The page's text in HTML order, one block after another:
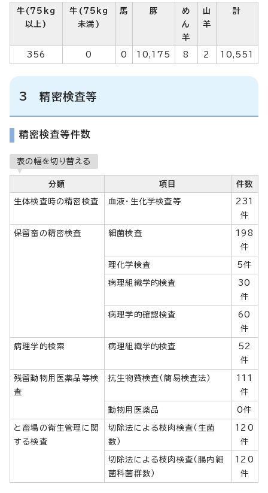
牛(75kg
以上)
牛(75kg
未満)
馬 豚
め
ん
羊
山
羊
計
356 0 0 10,175 8 2 10,551
3 精密検査等
精密検査等件数
表の幅を切り替える
分類 項目 件数
生体検査時の精密検査 血液・生化学検査等
231
件
保留畜の精密検査 細菌検査
198
件
理化学検査 5件
病理組織学的検査
30
件
病理学的確認検査
60
件
病理学的検索 病理組織学的検査
52
件
残留動物用医薬品等検
査
抗生物質検査（簡易検査法）
111
件
動物用医薬品 0件
と畜場の衛生管理に関
する検査
切除法による枝肉検査（生菌
数）
120
件
切除法による枝肉検査（腸内細
菌科菌群数）
120
件